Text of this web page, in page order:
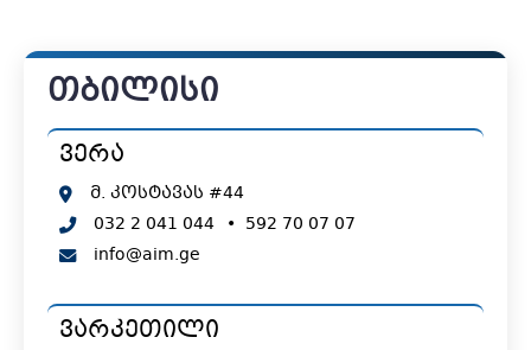
თბილისი
ვერა
მ. კოსტავას #44
032 2 041 044 • 592 70 07 07
info@aim.ge
ვარკეთილი